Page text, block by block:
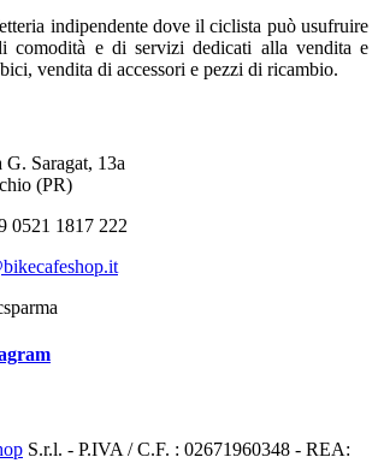
indipendente dove il ciclista può usufruire
comodità e di servizi dedicati alla vendita e
vendita di accessori e pezzi di ricambio.
G. Saragat, 13a
(PR)
0521 1817 222
S.r.l. - P.IVA / C.F. : 02671960348 - REA: